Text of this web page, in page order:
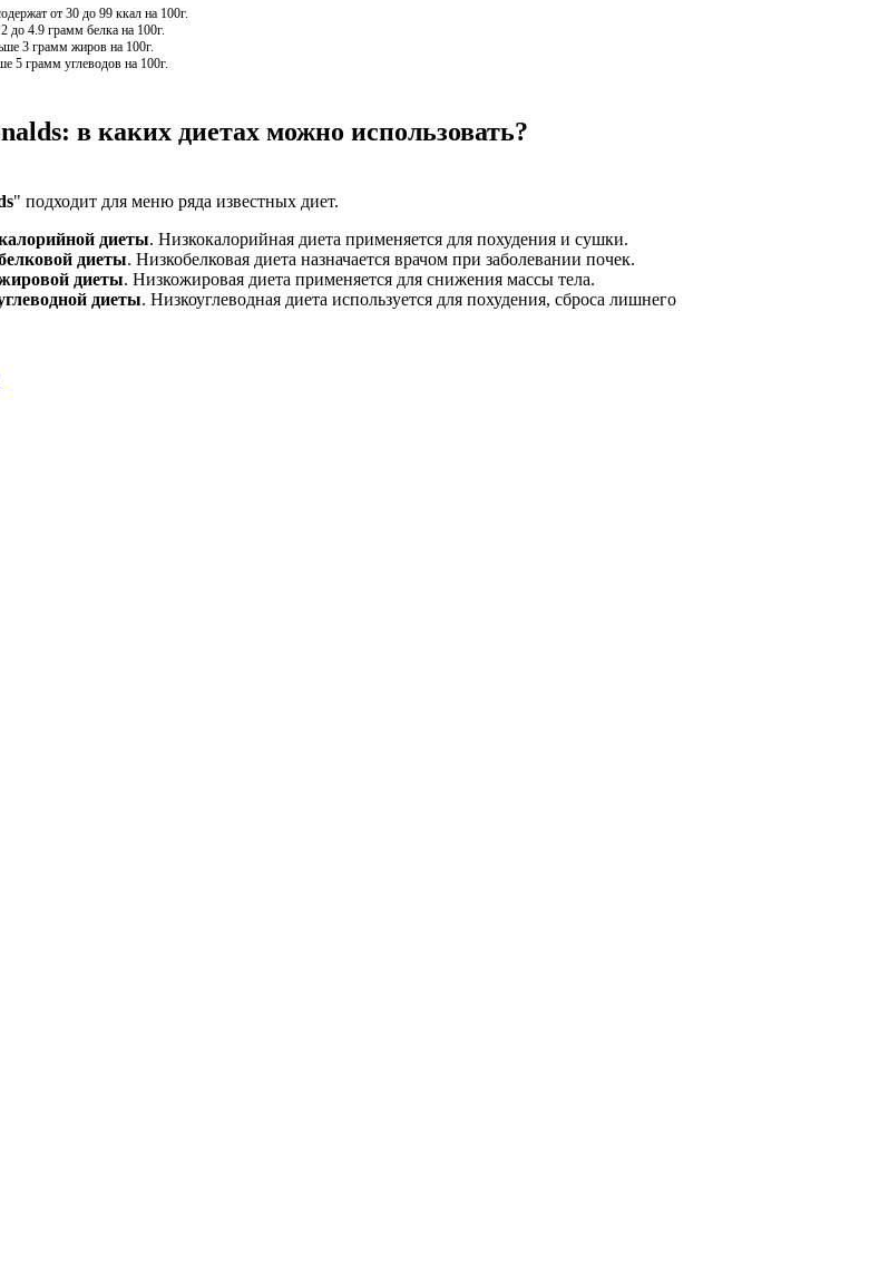
от 30 до 99 ккал на 100г.
до 4.9 грамм белка на 100г.
3 грамм жиров на 100г.
5 грамм углеводов на 100г.
в каких диетах можно использовать?
" подходит для меню ряда известных диет.
диеты. Низкокалорийная диета применяется для похудения и сушки.
диеты. Низкобелковая диета назначается врачом при заболевании почек.
диеты. Низкожировая диета применяется для снижения массы тела.
диеты. Низкоуглеводная диета используется для похудения, сброса лишнего